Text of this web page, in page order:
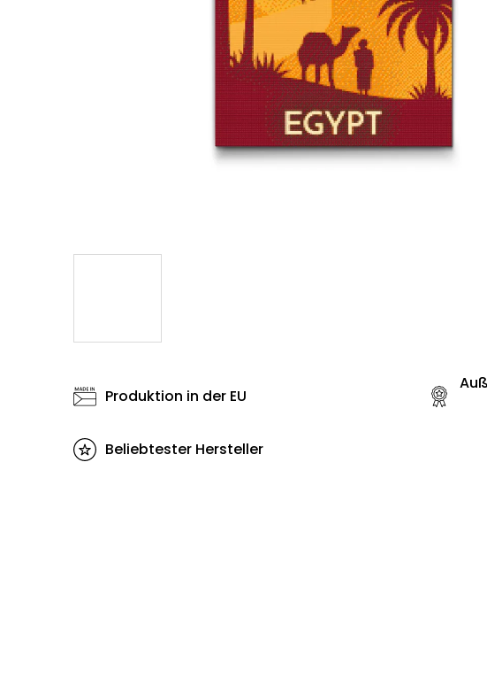
Produktion in der EU
Beliebtester Hersteller